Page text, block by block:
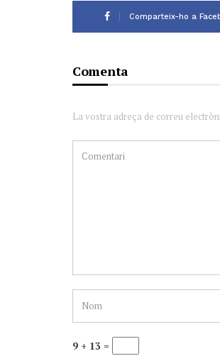
Comparteix-ho a
Comenta
La vostra adreça de correu
9 + 13 =